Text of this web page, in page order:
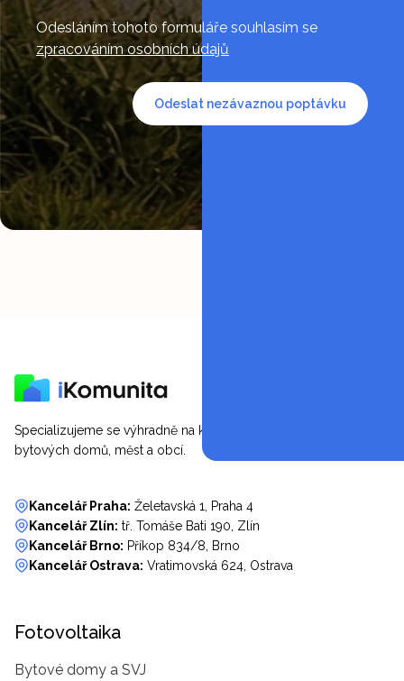
Odesláním tohoto formuláře souhlasím se
zpracováním osobních údajů
Odeslat nezávaznou poptávku
Specializujeme se výhradně na komunitní energetiku SVJ,
bytových domů, měst a obcí.
Kancelář Praha: Želetavská 1, Praha 4
Kancelář Zlín: tř. Tomáše Bati 190, Zlín
Kancelář Brno: Příkop 834/8, Brno
Kancelář Ostrava: Vratimovská 624, Ostrava
Fotovoltaika
Bytové domy a SVJ